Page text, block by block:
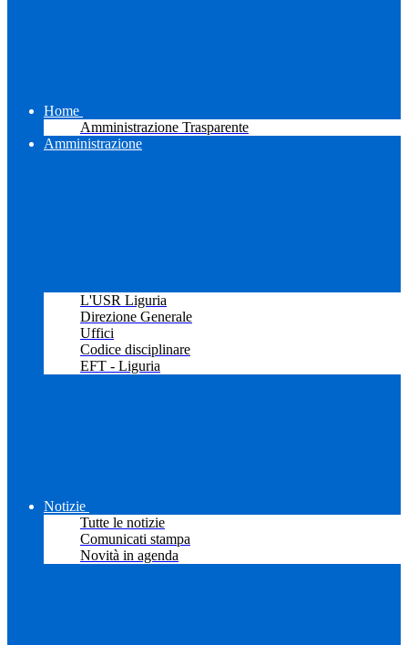
Home
Amministrazione Trasparente
Amministrazione
L'USR Liguria
Direzione Generale
Uffici
Codice disciplinare
EFT - Liguria
Notizie
Tutte le notizie
Comunicati stampa
Novità in agenda